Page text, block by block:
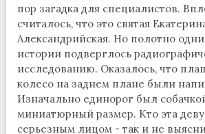
пор загадка для специалистов.
считалось, что это святая
Александрийская. Но полотно
истории подверглось
исследованию. Оказалось, что
колесо на заднем плане были
Изначально единорог был
миниатюрный размер. Кто эта
серьезным лицом - так и не